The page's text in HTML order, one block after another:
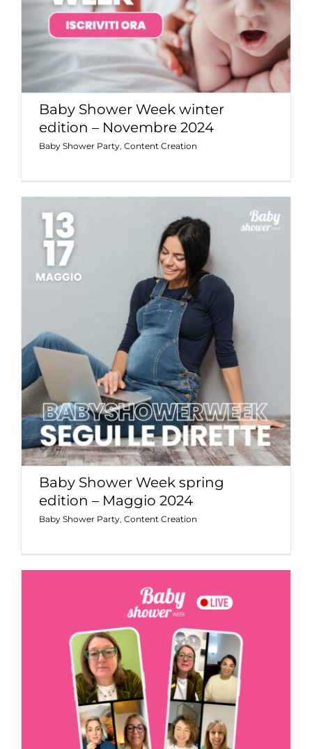
Baby Shower Week winter
edition – Novembre 2024
Baby Shower Party, Content Creation
Baby Shower Week spring edition –
Maggio 2024
Baby Shower Party Content Creation
Baby Shower Week spring
edition – Maggio 2024
Baby Shower Party, Content Creation
Baby Shower Week winter edition –
Novembre 2023
Baby Shower Party Content Creation